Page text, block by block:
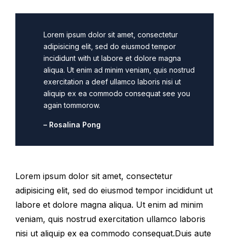
Lorem ipsum dolor sit amet, consectetur
adipisicing elit, sed do eiusmod tempor
incididunt with ut labore et dolore magna
aliqua. Ut enim ad minim veniam, quis nostrud
exercitation a deef ullamco laboris nisi ut
aliquip ex ea commodo consequat see you
again tommorow.
– Rosalina Pong
Lorem ipsum dolor sit amet, consectetur
adipisicing elit, sed do eiusmod tempor incididunt ut
labore et dolore magna aliqua. Ut enim ad minim
veniam, quis nostrud exercitation ullamco laboris
nisi ut aliquip ex ea commodo consequat.Duis aute